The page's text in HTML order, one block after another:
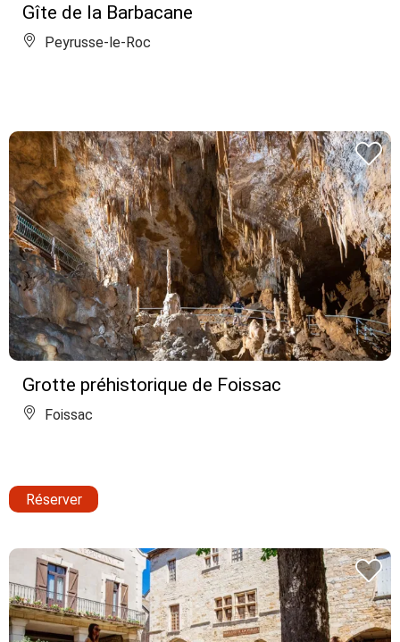
Gîte de la Barbacane
Peyrusse-le-Roc
Grotte préhistorique de Foissac
Foissac
Réserver